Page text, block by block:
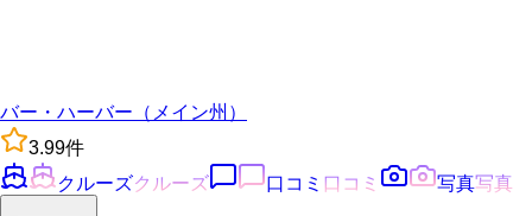
バー・ハーバー（メイン州）
3.99件
クルーズクルーズ 口コミ 口コミ 写真写真